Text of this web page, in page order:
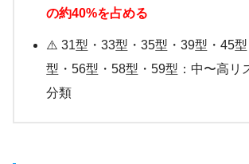
の約40%を占める
⚠️ 31型・33型・35型・39型・45
型・56型・58型・59型：中〜高リ
分類